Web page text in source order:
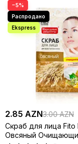
−5%
2.85 AZN3.00 AZN
Скраб для лица Fito
Овсяный